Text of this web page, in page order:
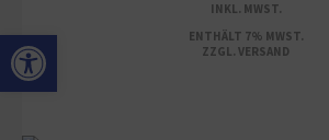
Open toolbar
INKL. MWST.
ENTHÄLT 7% MWST.
ZZGL. VERSAND